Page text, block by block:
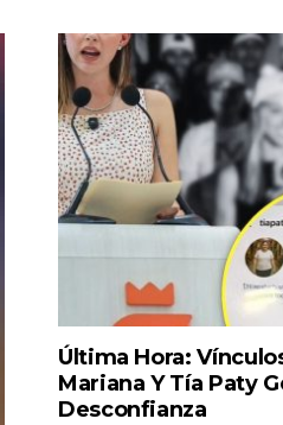
Última Hora:
Mariana Y Tía Paty
Desconfianza